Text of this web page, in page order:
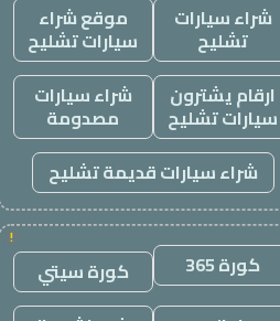
شراء سيارات
تشليح
موقع شراء
سيارات تشليح
ارقام يشترون
سيارات تشليح
شراء سيارات
مصدومة
شراء سيارات قديمة تشليح
!
كورة 365
كورة سيتي